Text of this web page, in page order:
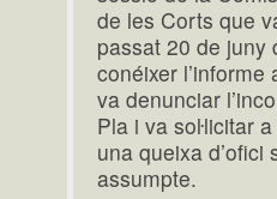
de les Corts que
passat 20 de juny
conéixer
va denunciar
Pla i va soŀlicitar
una queixa d’ofici
assumpte.